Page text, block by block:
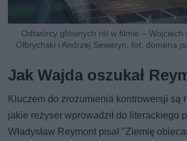
Odtwórcy głównych ról w filmie – Wojciech
Olbrychski i Andrzej Seweryn, fot. domena
Jak Wajda oszukał
Kluczem do zrozumienia kontrowersji są
jakie reżyser wprowadził do literackiego
Władysław Reymont pisał "Ziemię